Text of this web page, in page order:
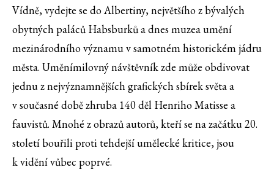
Vídně, vydejte se do Albertiny, největšího z bývalých
obytných paláců Habsburků a dnes muzea umění
mezinárodního významu v samotném historickém jádru
města. Uměnímilovný návštěvník zde může obdivovat
jednu z nejvýznamnějších grafických sbírek světa a
v současné době zhruba 140 děl Henriho Matisse a
fauvistů. Mnohé z obrazů autorů, kteří se na začátku 20.
století bouřili proti tehdejší umělecké kritice, jsou
k vidění vůbec poprvé.